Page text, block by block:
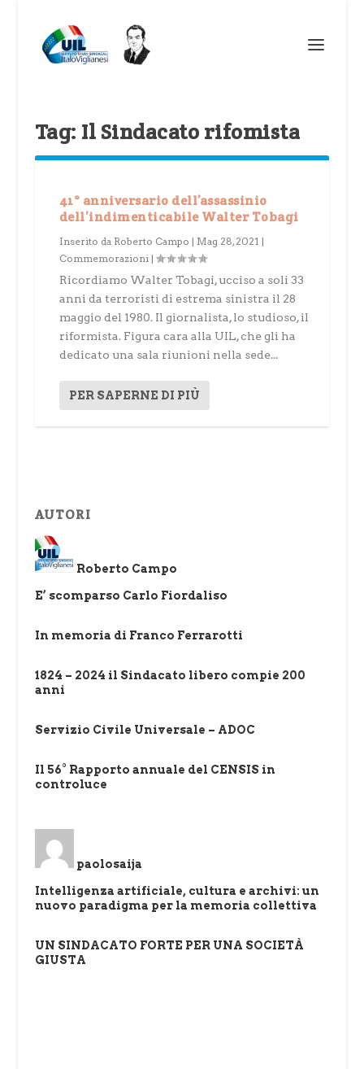
Tag: Il Sindacato rifomista
41° anniversario dell’assassinio
dell’indimenticabile Walter Tobagi
Inserito da Roberto Campo | Mag 28, 2021 |
Commemorazioni|
Ricordiamo Walter Tobagi, ucciso a soli 33
anni da terroristi di estrema sinistra il 28
maggio del 1980. Il giornalista, lo studioso, il
riformista. Figura cara alla UIL, che gli ha
dedicato una sala riunioni nella sede...
PER SAPERNE DI PIÙ
AUTORI
Roberto Campo
E’ scomparso Carlo Fiordaliso
In memoria di Franco Ferrarotti
1824 – 2024 il Sindacato libero compie 200
anni
Servizio Civile Universale – ADOC
Il 56° Rapporto annuale del CENSIS in
controluce
paolosaija
Intelligenza artificiale, cultura e archivi: un
nuovo paradigma per la memoria collettiva
UN SINDACATO FORTE PER UNA SOCIETÀ
GIUSTA